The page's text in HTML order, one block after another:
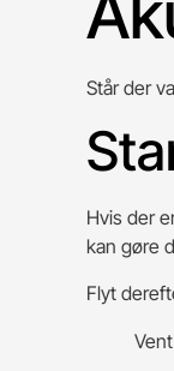
Står der
Hvis der
kan gøre
Flyt